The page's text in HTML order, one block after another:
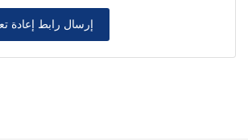
إرسال رابط إعادة